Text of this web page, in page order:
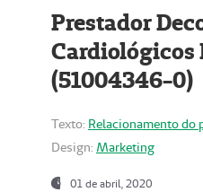
Prestador
Cardiológicos
(51004346-0)
Texto: Relacionamento do
Design: Marketing
01 de abril, 2020